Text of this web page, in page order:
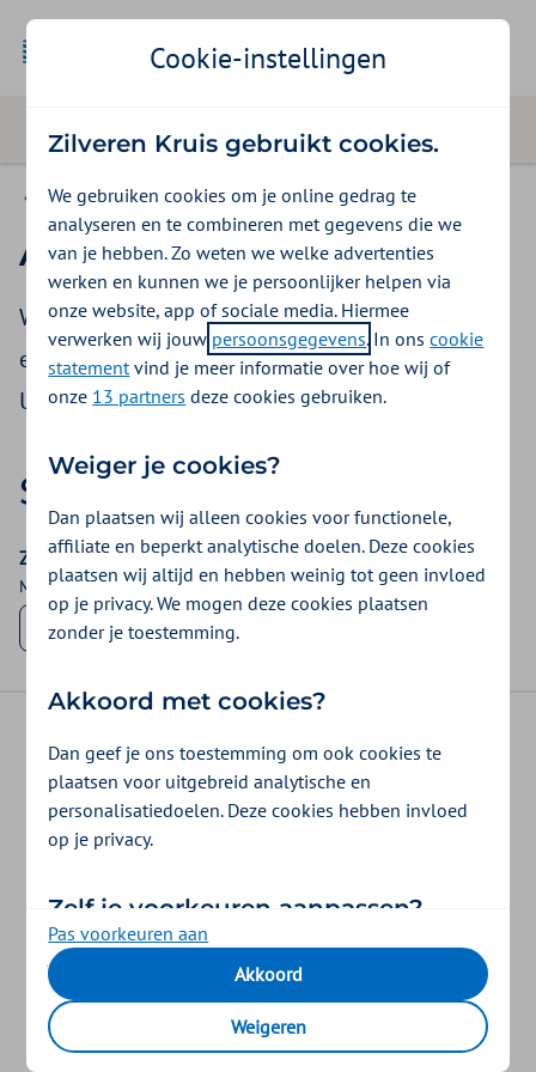
Contact
Aanvraag Zorgovereenkomst
Wilt u een overeenkomst aanvragen? Kijk dan
eerst bijuw zorgsoortvoor de juiste procedure.
U krijgt een reactie binnen 5 werkdagen.
Stap 1|4
Zorgsoort/specialisme
Maak een keuze uit onderstaande lijst
disclaimer privacy veiligheid
cookies
Cookie-instellingen
Zilveren Kruis gebruikt cookies.
We gebruiken cookies om je online gedrag te
analyseren en te combineren met gegevens die we
van je hebben. Zo weten we welke advertenties
werken en kunnen we je persoonlijker helpen via
onze website, app of sociale media. Hiermee
verwerken wij jouw persoonsgegevens. In onscookie
statementvind je meer informatie over hoe wij of
onze 13 partners deze cookies gebruiken.
Weiger je cookies?
Dan plaatsen wij alleen cookies voor functionele,
affiliate en beperkt analytische doelen. Deze cookies
plaatsen wij altijd en hebben weinig tot geen invloed
op je privacy. We mogen deze cookies plaatsen
zonder je toestemming.
Akkoord met cookies?
Dan geef je ons toestemming om ook cookies te
plaatsen voor uitgebreid analytische en
personalisatiedoelen. Deze cookies hebben invloed
op je privacy.
Zelf je voorkeuren aanpassen?
Je bepaalt zelf voor welke doelen wij cookies mogen
plaatsen. Je keuze kun je op elk moment wijzigen. Of
trek je toestemming in via de link “Cookie-
instellingen” onderaan de pagina.
Pas voorkeuren aan
Akkoord
Weigeren